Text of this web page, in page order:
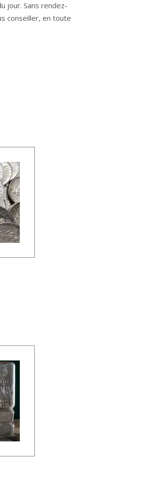
jour. Sans rendez-
conseiller, en toute